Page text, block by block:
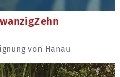
von Hanau